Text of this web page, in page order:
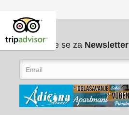
Pribilježite se za Newsletter